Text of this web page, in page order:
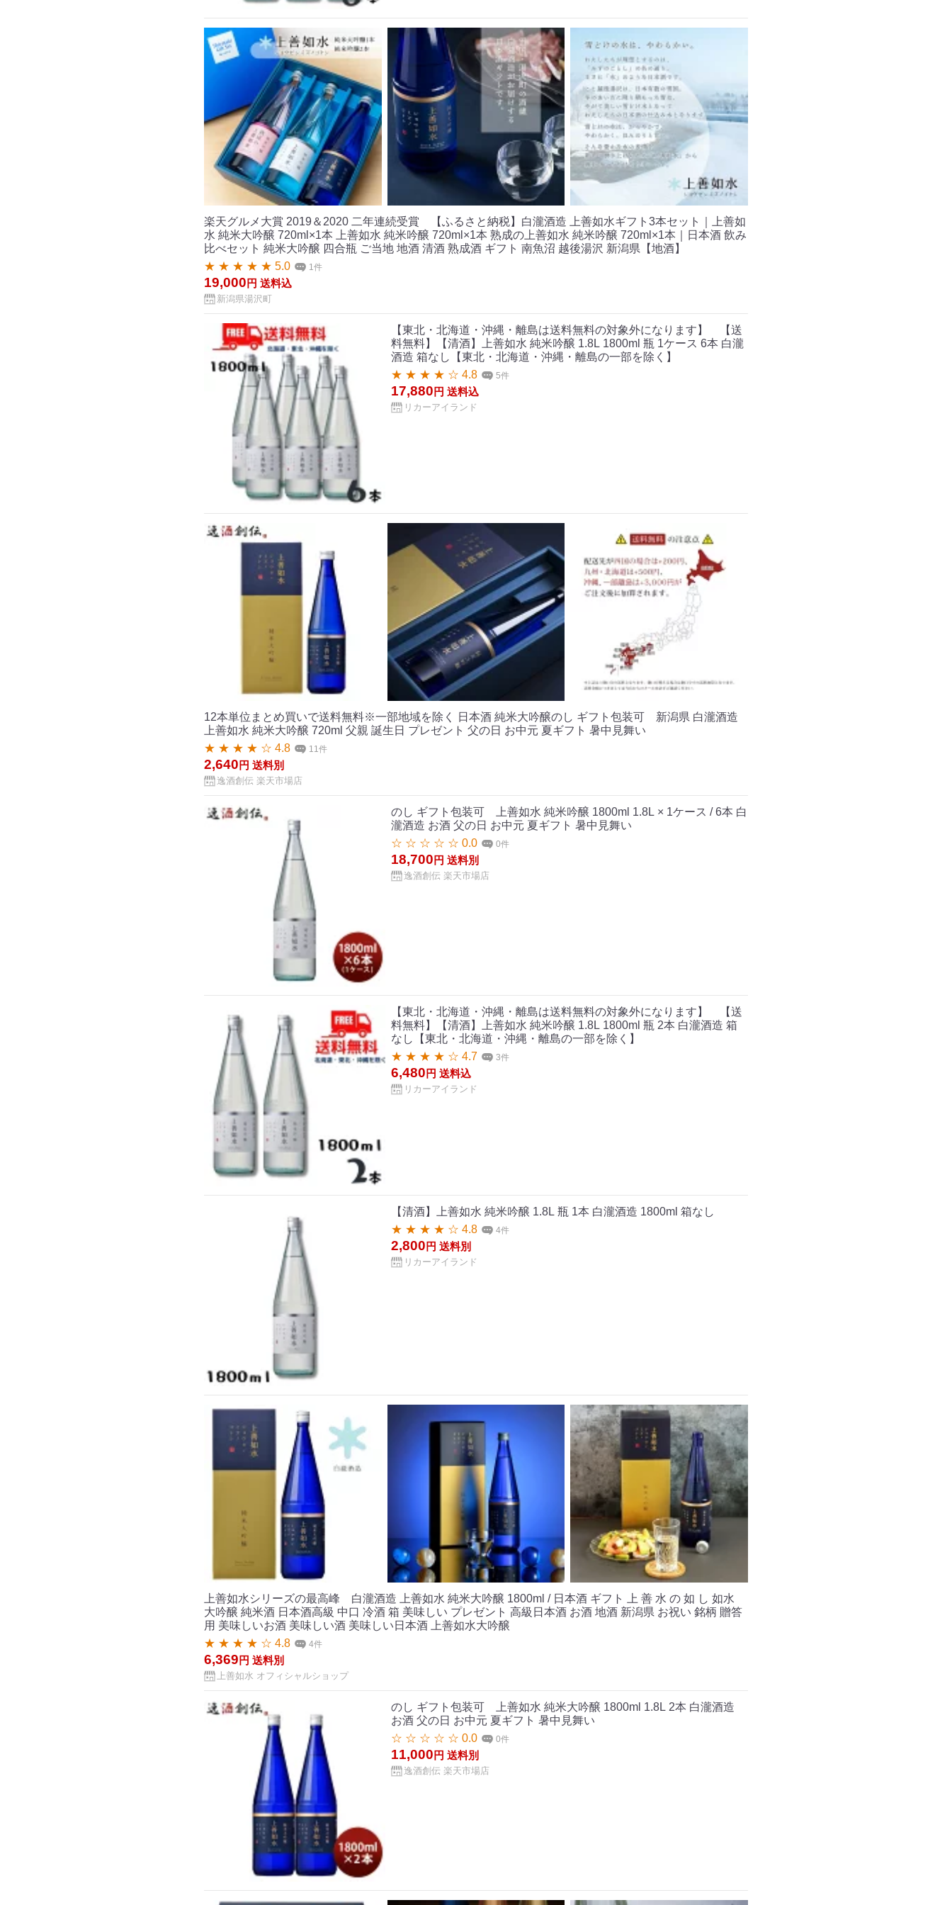
楽天グルメ大賞 2019＆2020 二年連続受賞 【ふるさと納税】白瀧酒造 上善如水ギフト3本セット｜上善如
水 純米大吟醸 720ml×1本 上善如水 純米吟醸 720ml×1本 熟成の上善如水 純米吟醸 720ml×1本｜日本酒 飲み
比べセット 純米大吟醸 四合瓶 ご当地 地酒 清酒 熟成酒 ギフト 南魚沼 越後湯沢 新潟県【地酒】
★ ★ ★ ★ ★ 5.0
1件
19,000 円 送料込
新潟県湯沢町
【東北・北海道・沖縄・離島は送料無料の対象外になります】 【送
料無料】【清酒】上善如水 純米吟醸 1.8L 1800ml 瓶 1ケース 6本 白瀧
酒造 箱なし【東北・北海道・沖縄・離島の一部を除く】
★ ★ ★ ★ ☆ 4.8
5件
17,880 円 送料込
リカーアイランド
12本単位まとめ買いで送料無料※一部地域を除く 日本酒 純米大吟醸のし ギフト包装可 新潟県 白瀧酒造
上善如水 純米大吟醸 720ml 父親 誕生日 プレゼント 父の日 お中元 夏ギフト 暑中見舞い
★ ★ ★ ★ ☆ 4.8
11件
2,640 円 送料別
逸酒創伝 楽天市場店
のし ギフト包装可 上善如水 純米吟醸 1800ml 1.8L × 1ケース / 6本 白
瀧酒造 お酒 父の日 お中元 夏ギフト 暑中見舞い
☆ ☆ ☆ ☆ ☆ 0.0
0件
18,700 円 送料別
逸酒創伝 楽天市場店
【東北・北海道・沖縄・離島は送料無料の対象外になります】 【送
料無料】【清酒】上善如水 純米吟醸 1.8L 1800ml 瓶 2本 白瀧酒造 箱
なし【東北・北海道・沖縄・離島の一部を除く】
★ ★ ★ ★ ☆ 4.7
3件
6,480 円 送料込
リカーアイランド
【清酒】上善如水 純米吟醸 1.8L 瓶 1本 白瀧酒造 1800ml 箱なし
★ ★ ★ ★ ☆ 4.8
4件
2,800 円 送料別
リカーアイランド
上善如水シリーズの最高峰 白瀧酒造 上善如水 純米大吟醸 1800ml / 日本酒 ギフト 上 善 水 の 如 し 如水
大吟醸 純米酒 日本酒高級 中口 冷酒 箱 美味しい プレゼント 高級日本酒 お酒 地酒 新潟県 お祝い 銘柄 贈答
用 美味しいお酒 美味しい酒 美味しい日本酒 上善如水大吟醸
★ ★ ★ ★ ☆ 4.8
4件
6,369 円 送料別
上善如水 オフィシャルショップ
のし ギフト包装可 上善如水 純米大吟醸 1800ml 1.8L 2本 白瀧酒造
お酒 父の日 お中元 夏ギフト 暑中見舞い
☆ ☆ ☆ ☆ ☆ 0.0
0件
11,000 円 送料別
逸酒創伝 楽天市場店